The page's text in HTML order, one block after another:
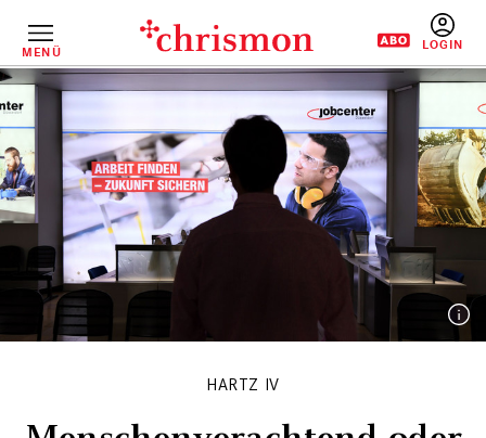
InhaltMENÜ
HARTZ IV